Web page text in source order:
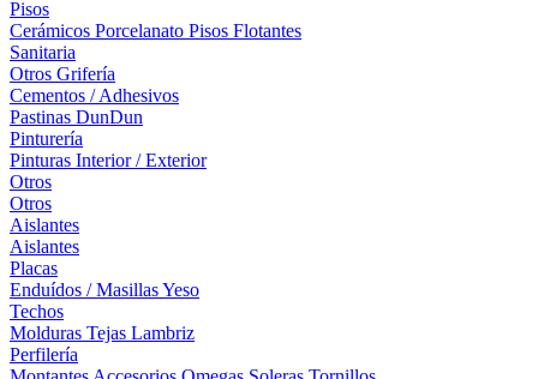
Pisos
Cerámicos Porcelanato Pisos Flotantes
Sanitaria
Otros Grifería
Cementos / Adhesivos
Pastinas DunDun
Pinturería
Pinturas Interior / Exterior
Otros
Otros
Aislantes
Aislantes
Placas
Enduídos / MasillasYeso
Techos
Molduras Tejas Lambriz
Perfilería